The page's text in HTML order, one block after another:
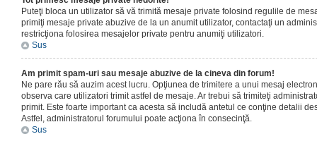
Puteţi bloca un utilizator să vă trimită mesaje private folosind regulile de
primiţi mesaje private abuzive de la un anumit utilizator, contactaţi un
restricţiona folosirea mesajelor private pentru anumiţi utilizatori.
Sus
Am primit spam-uri sau mesaje abuzive de la cineva din forum!
Ne pare rău să auzim acest lucru. Opţiunea de trimitere a unui mesaj
observa care utilizatori trimit astfel de mesaje. Ar trebui să trimiteţi
primit. Este foarte important ca acesta să includă antetul ce conţine detalii
Astfel, administratorul forumului poate acţiona în consecinţă.
Sus